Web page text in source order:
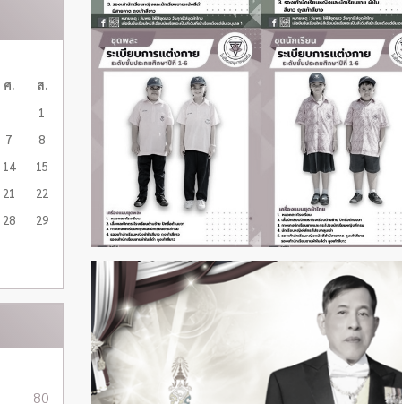
ศ.
ส.
1
7
8
14
15
21
22
28
29
80